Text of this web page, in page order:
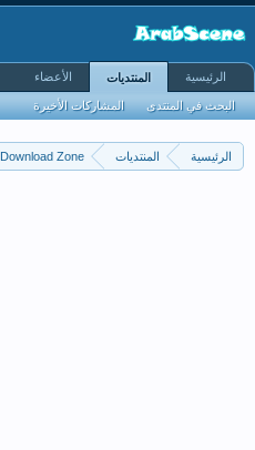
الرئيسية المنتديات Download Zone
الرئيسية المنتديات
البحث في المنتدى المشاركات الأخيرة
الأعضاء